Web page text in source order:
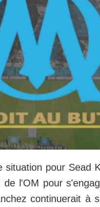
situation pour Sead
l'OM pour
continuerait à